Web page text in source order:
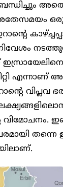
ഒരു
എന്നാണ്
വിപ്ലവ
വിമോചനം.